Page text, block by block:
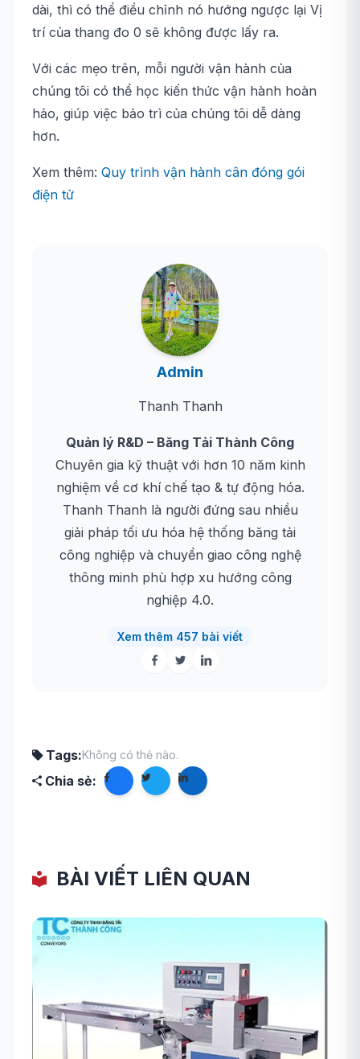
dài, thì có thể điều chỉnh nó hướng ngược lại Vị
trí của thang đo 0 sẽ không được lấy ra.
Với các mẹo trên, mỗi người vận hành của
chúng tôi có thể học kiến ​​thức vận hành hoàn
hảo, giúp việc bảo trì của chúng tôi dễ dàng
hơn.
Xem thêm: Quy trình vận hành cân đóng gói
điện tử
Admin
Thanh Thanh
Quản lý R&D – Băng Tải Thành Công
Chuyên gia kỹ thuật với hơn 10 năm kinh
nghiệm về cơ khí chế tạo & tự động hóa.
Thanh Thanh là người đứng sau nhiều
giải pháp tối ưu hóa hệ thống băng tải
công nghiệp và chuyển giao công nghệ
thông minh phù hợp xu hướng công
nghiệp 4.0.
Xem thêm 457 bài viết
Tags:Không có thẻ nào.
Chia sẻ:
BÀI VIẾT LIÊN QUAN